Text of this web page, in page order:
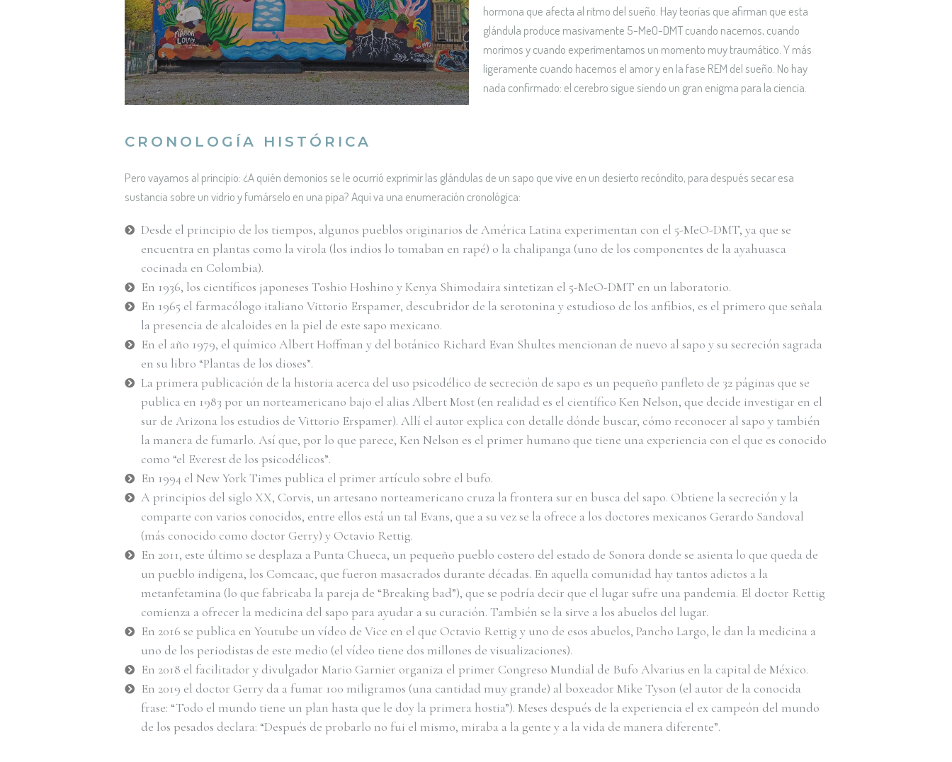
hormona que afecta al ritmo del sueño. Hay teorías que afirman que esta
glándula produce masivamente 5-MeO-DMT cuando nacemos, cuando
morimos y cuando experimentamos un momento muy traumático. Y más
ligeramente cuando hacemos el amor y en la fase REM del sueño. No hay
nada confirmado: el cerebro sigue siendo un gran enigma para la ciencia.
CRONOLOGÍA HISTÓRICA
Pero vayamos al principio: ¿A quién demonios se le ocurrió exprimir las glándulas de un sapo que vive en un desierto recóndito, para después secar esa
sustancia sobre un vidrio y fumárselo en una pipa? Aquí va una enumeración cronológica:
Desde el principio de los tiempos, algunos pueblos originarios de América Latina experimentan con el 5-MeO-DMT, ya que se
encuentra en plantas como la virola (los indios lo tomaban en rapé) o la chalipanga (uno de los componentes de la ayahuasca
cocinada en Colombia).
En 1936, los científicos japoneses Toshio Hoshino y Kenya Shimodaira sintetizan el 5-MeO-DMT en un laboratorio.
En 1965 el farmacólogo italiano Vittorio Erspamer, descubridor de la serotonina y estudioso de los anfibios, es el primero que señala
la presencia de alcaloides en la piel de este sapo mexicano.
En el año 1979, el químico Albert Hoffman y del botánico Richard Evan Shultes mencionan de nuevo al sapo y su secreción sagrada
en su libro “Plantas de los dioses”.
La primera publicación de la historia acerca del uso psicodélico de secreción de sapo es un pequeño panfleto de 32 páginas que se
publica en 1983 por un norteamericano bajo el alias Albert Most (en realidad es el científico Ken Nelson, que decide investigar en el
sur de Arizona los estudios de Vittorio Erspamer). Allí el autor explica con detalle dónde buscar, cómo reconocer al sapo y también
la manera de fumarlo. Así que, por lo que parece, Ken Nelson es el primer humano que tiene una experiencia con el que es conocido
como “el Everest de los psicodélicos”.
En 1994 el New York Times publica el primer artículo sobre el bufo.
A principios del siglo XX, Corvis, un artesano norteamericano cruza la frontera sur en busca del sapo. Obtiene la secreción y la
comparte con varios conocidos, entre ellos está un tal Evans, que a su vez se la ofrece a los doctores mexicanos Gerardo Sandoval
(más conocido como doctor Gerry) y Octavio Rettig.
En 2011, este último se desplaza a Punta Chueca, un pequeño pueblo costero del estado de Sonora donde se asienta lo que queda de
un pueblo indígena, los Comcaac, que fueron masacrados durante décadas. En aquella comunidad hay tantos adictos a la
metanfetamina (lo que fabricaba la pareja de “Breaking bad”), que se podría decir que el lugar sufre una pandemia. El doctor Rettig
comienza a ofrecer la medicina del sapo para ayudar a su curación. También se la sirve a los abuelos del lugar.
En 2016 se publica en Youtube un vídeo de Vice en el que Octavio Rettig y uno de esos abuelos, Pancho Largo, le dan la medicina a
uno de los periodistas de este medio (el vídeo tiene dos millones de visualizaciones).
En 2018 el facilitador y divulgador Mario Garnier organiza el primer Congreso Mundial de Bufo Alvarius en la capital de México.
En 2019 el doctor Gerry da a fumar 100 miligramos (una cantidad muy grande) al boxeador Mike Tyson (el autor de la conocida
frase: “Todo el mundo tiene un plan hasta que le doy la primera hostia”). Meses después de la experiencia el ex campeón del mundo
de los pesados declara: “Después de probarlo no fui el mismo, miraba a la gente y a la vida de manera diferente”.